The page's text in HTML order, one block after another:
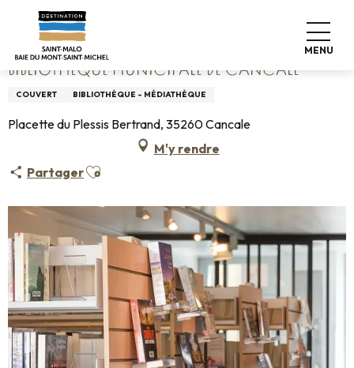
contenu
principal
MENU
Accueil Bibliothèque municipale de Cancale
BIBLIOTHÈQUE MUNICIPALE DE CANCALE
COUVERT BIBLIOTHÈQUE - MÉDIATHÈQUE
Placette du Plessis Bertrand, 35260 Cancale
M'y rendre
PartagerAjouter aux favoris